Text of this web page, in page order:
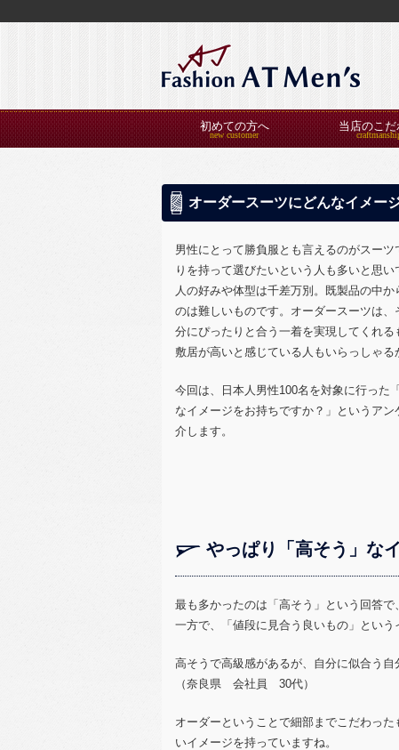
初めての方へ 当店のこだ
オーダースーツにどんなイメー
男性にとって勝負服とも言えるのがスー
りを持って選びたいという人も多いと思い
人の好みや体型は千差万別。既製品の中
のは難しいものです。オーダースーツは、
分にぴったりと合う一着を実現してくれる
敷居が高いと感じている人もいらっしゃる
今回は、日本人男性100名を対象に行った
なイメージをお持ちですか？」というア
介します。
やっぱり「高そう」な
最も多かったのは「高そう」という回答
一方で、「値段に見合う良いもの」という
高そうで高級感があるが、自分に似合う
（奈良県 会社員 30代）
オーダーということで細部までこだわっ
いイメージを持っていますね。